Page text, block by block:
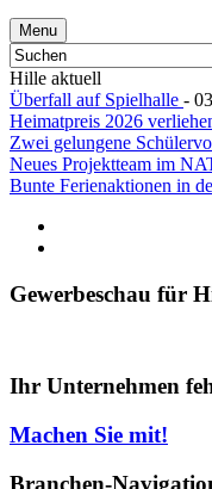
Menu
Hille aktuell
Überfall auf Spielhalle -
Heimatpreis 2026
Zwei gelungene
Neues Projektteam im
Bunte Ferienaktionen in
Gewerbeschau für
Ihr Unternehmen
Machen Sie mit!
Branchen-